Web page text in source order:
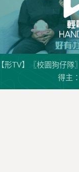
【形TV】〖校園狗仔隊
得主